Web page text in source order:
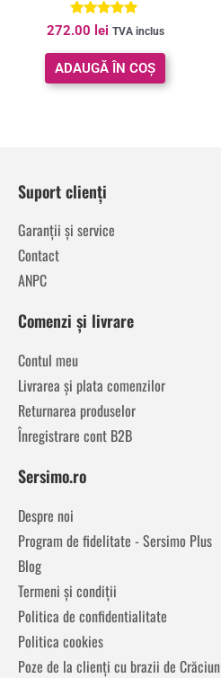
Evaluat la
5.00
din 5
272.00 lei TVA inclus
ADAUGĂ ÎN COȘ
Suport clienți
Garanții și service
Contact
ANPC
Comenzi și livrare
Contul meu
Livrarea și plata comenzilor
Returnarea produselor
Înregistrare cont B2B
Sersimo.ro
Despre noi
Program de fidelitate - Sersimo Plus
Blog
Termeni și condiții
Politica de confidentialitate
Politica cookies
Poze de la clienți cu brazii de Crăciun